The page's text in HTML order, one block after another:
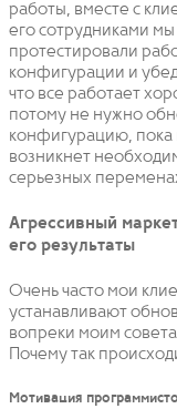
работы, вместе с
его сотрудниками мы
протестировали
конфигурации и
что все работает
потому не нужно
конфигурацию, пока
возникнет
серьезных
Агрессивный
его результаты
Очень часто мои
устанавливают
вопреки моим
Почему так
Мотивация